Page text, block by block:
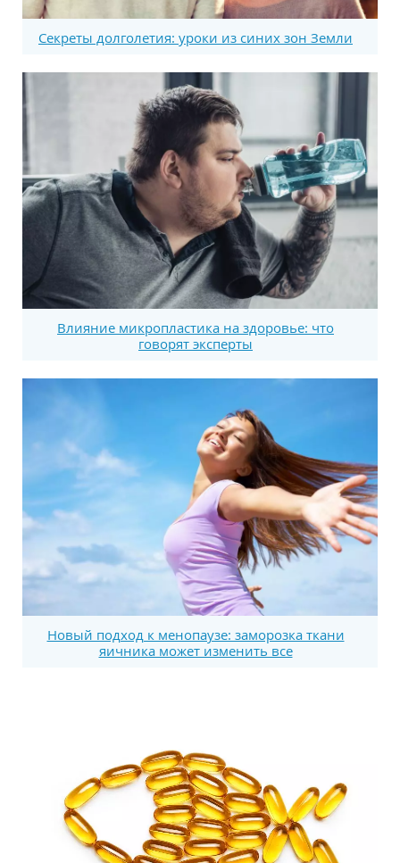
Секреты долголетия: уроки из синих зон Земли
Влияние микропластика на здоровье: что
говорят эксперты
Новый подход к менопаузе: заморозка ткани
яичника может изменить все